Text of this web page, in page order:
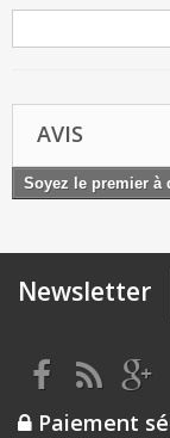
AVIS
Soyez le premier à
Newsletter
Paiement